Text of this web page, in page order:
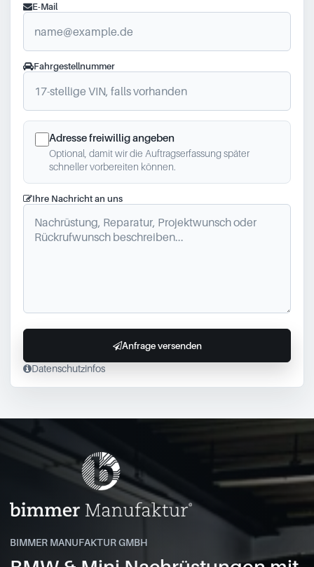
E-Mail
Fahrgestellnummer
Adresse freiwillig angeben
Optional, damit wir die Auftragserfassung später
schneller vorbereiten können.
Ihre Nachricht an uns
Datenschutzinfos
Anfrage versenden
BIMMER MANUFAKTUR GMBH